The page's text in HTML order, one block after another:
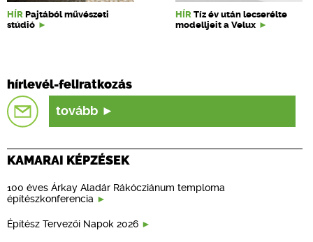
HÍR Pajtából művészeti
stúdió
HÍR Tíz év után lecserélte
modelljeit a Velux
hírlevél-feliratkozás
tovább
KAMARAI KÉPZÉSEK
100 éves Árkay Aladár Rákócziánum temploma
építészkonferencia
Építész Tervezői Napok 2026